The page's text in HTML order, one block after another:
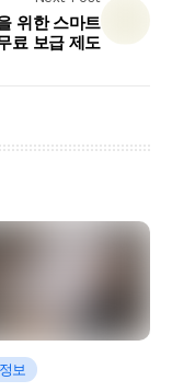
위한 스마트
료 보급 제도
보